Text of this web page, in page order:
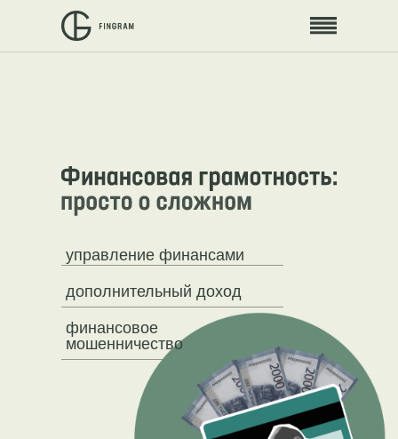
управление финансами
финансовое
мошенничество
дополнительный доход